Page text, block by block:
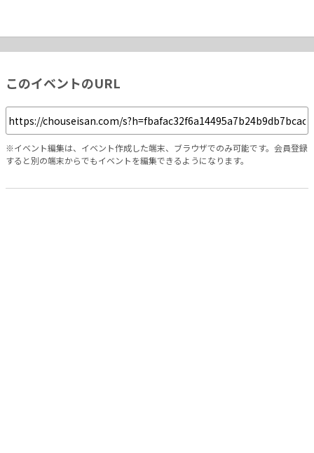
このイベントのURL
※イベント編集は、イベント作成した端末、ブラウザでのみ可能です。会員登録
すると別の端末からでもイベントを編集できるようになります。